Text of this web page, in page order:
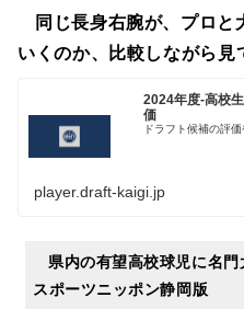
同じ長身右腕が、プロと
いくのか、比較しながら見
2024年度-高校
価
ドラフト候補の評
player.draft-kaigi.jp
県内の有望高校球児に名
スポーツニッポン静岡版